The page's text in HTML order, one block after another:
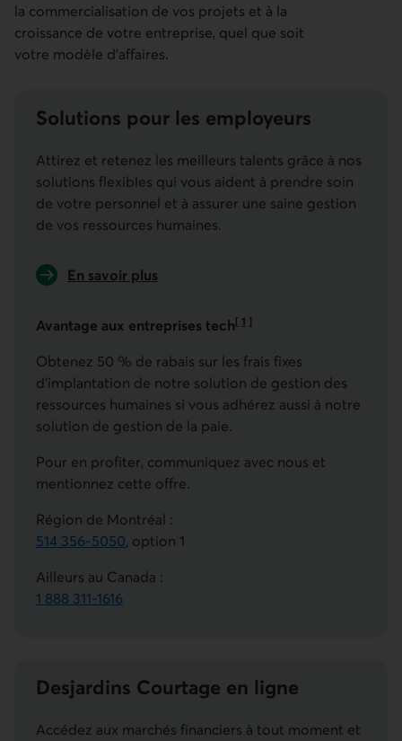
la commercialisation de vos projets et à la
croissance de votre entreprise, quel que soit
votre modèle d'affaires.
Solutions pour les employeurs
Attirez et retenez les meilleurs talents grâce à nos
solutions flexibles qui vous aident à prendre soin
de votre personnel et à assurer une saine gestion
de vos ressources humaines.
En savoir plus
Avantage aux entreprises tech[ 1 ]
Aller à la note
Obtenez 50 % de rabais sur les frais fixes
d’implantation de notre solution de gestion des
ressources humaines si vous adhérez aussi à notre
solution de gestion de la paie.
Pour en profiter, communiquez avec nous et
mentionnez cette offre.
Région de Montréal :
514 356-5050, option 1
Ailleurs au Canada :
1 888 311-1616
Desjardins Courtage en ligne
Accédez aux marchés financiers à tout moment et